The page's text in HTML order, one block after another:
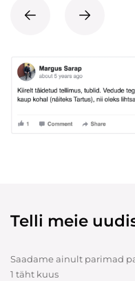
Telli meie
Saadame ainult parimad
1 täht kuus